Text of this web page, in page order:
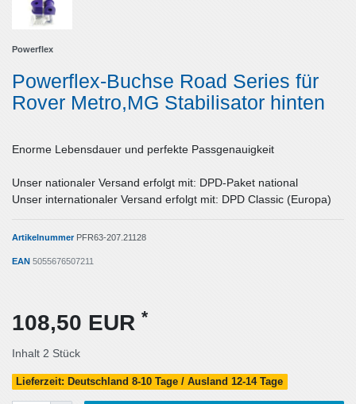
Powerflex
Powerflex-Buchse Road Series für
Rover Metro,MG Stabilisator hinten
Enorme Lebensdauer und perfekte Passgenauigkeit
Unser nationaler Versand erfolgt mit: DPD-Paket national
Unser internationaler Versand erfolgt mit: DPD Classic (Europa)
Artikelnummer PFR63-207.21128
EAN 5055676507211
108,50 EUR *
Inhalt 2 Stück
Lieferzeit: Deutschland 8-10 Tage / Ausland 12-14 Tage